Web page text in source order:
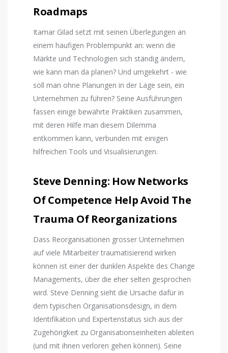
Roadmaps
Itamar Gilad setzt mit seinen Überlegungen an
einem häufigen Problempunkt an: wenn die
Märkte und Technologien sich ständig ändern,
wie kann man da planen? Und umgekehrt - wie
soll man ohne Planungen in der Lage sein, ein
Unternehmen zu führen? Seine Ausführungen
fassen einige bewährte Praktiken zusammen,
mit deren Hilfe man diesem Dilemma
entkommen kann, verbunden mit einigen
hilfreichen Tools und Visualisierungen.
Steve Denning: How Networks
Of Competence Help Avoid The
Trauma Of Reorganizations
Dass Reorganisationen grosser Unternehmen
auf viele Mitarbeiter traumatisierend wirken
können ist einer der dunklen Aspekte des Change
Managements, über die eher selten gesprochen
wird. Steve Denning sieht die Ursache dafür in
dem typischen Organisationsdesign, in dem
Identifikation und Expertenstatus sich aus der
Zugehörigkeit zu Organisationseinheiten ableiten
(und mit ihnen verloren gehen können). Seine